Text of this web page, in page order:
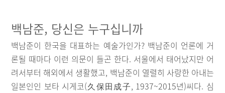
백남준, 당신은 누구십니까
백남준이 한국을 대표하는 예술가인가? 백남준이 언론에 거
론될 때마다 이런 의문이 들곤 한다. 서울에서 태어났지만 어
려서부터 해외에서 생활했고, 백남준이 열렬히 사랑한 아내는
일본인인 보타 시게코(久保田成子, 1937~2015년)씨다. 심